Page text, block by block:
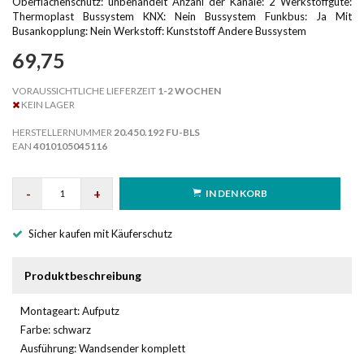
Thermoplast Bussystem KNX: Nein Bussystem Funkbus: Ja Mit
Busankopplung: Nein Werkstoff: Kunststoff Andere Bussystem
69,75
VORAUSSICHTLICHE LIEFERZEIT 1-2 WOCHEN
KEIN LAGER
HERSTELLERNUMMER 20.450.192 FU-BLS
EAN 4010105045116
- + IN DEN KORB
Sicher kaufen mit Käuferschutz
Produktbeschreibung
Montageart: Aufputz
Farbe: schwarz
Ausführung: Wandsender komplett